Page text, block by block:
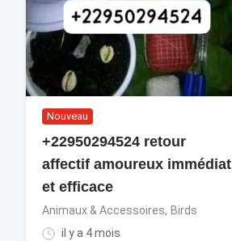
Nouveau
+22950294524 retour
affectif amoureux immédiat
et efficace
Animaux & Accessoires, Birds
il y a 4 mois